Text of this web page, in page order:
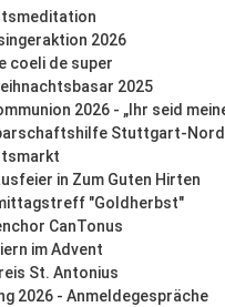
2026
coeli de super
2025
2026 - „Ihr seid
Stuttgart-
in Zum Guten Hirten
"Goldherbst"
CanTonus
im Advent
St. Antonius
2026 - Anmeldegespräche